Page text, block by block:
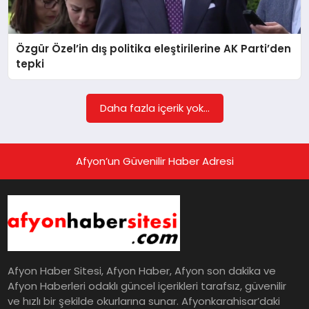
EKONOMI
Özgür Özel’in dış politika eleştirilerine AK Parti’den
tepki
Daha fazla içerik yok...
Afyon’un Güvenilir Haber Adresi
Afyon Haber Sitesi, Afyon Haber, Afyon son dakika ve
Afyon Haberleri odaklı güncel içerikleri tarafsız, güvenilir
ve hızlı bir şekilde okurlarına sunar. Afyonkarahisar’daki